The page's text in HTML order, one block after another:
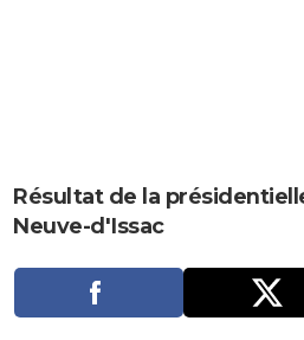
Carte de Noël
Carte Bonne année
Carte Saint-Valentin
Carte Pâques
Carte d'anniversaire
DICTIONNAIRE
PROGRAMME TV
COPAINS D'AVANT
Résultat de la
Neuve-d'Issac